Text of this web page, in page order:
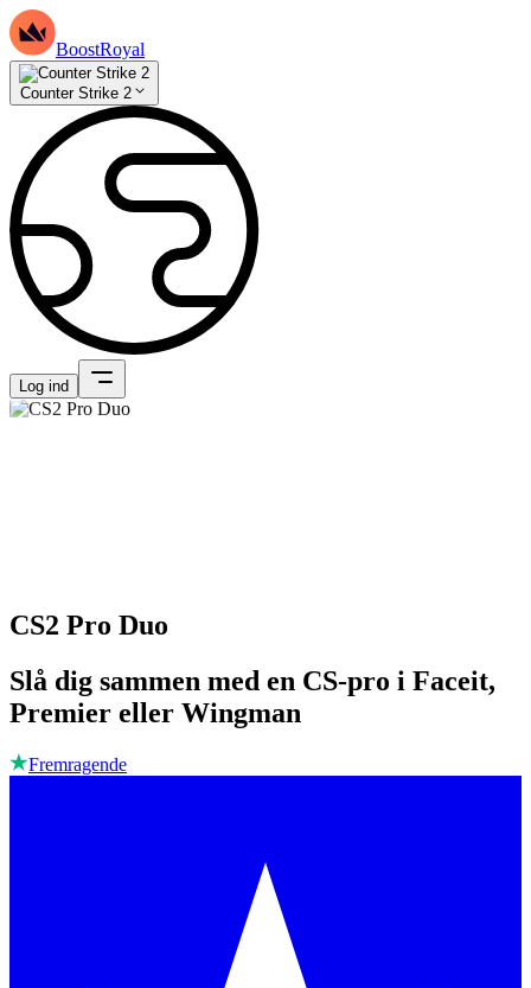
BoostRoyal
Counter Strike 2
Log ind
CS2 Pro Duo
Slå dig sammen med en CS-pro i Faceit,
Premier eller Wingman
Fremragende